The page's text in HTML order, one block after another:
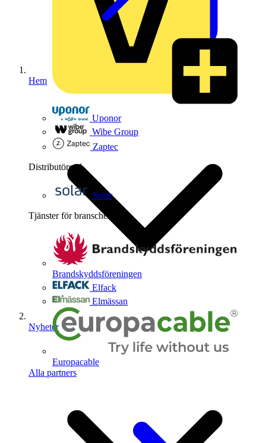
Uponor
Wibe Group
Zaptec
Distributörer 1
Solar
Tjänster för branschen
Brandskyddsföreningen
Elfack
Elmässan
Europacable
Alla partners
Hem
Nyheter